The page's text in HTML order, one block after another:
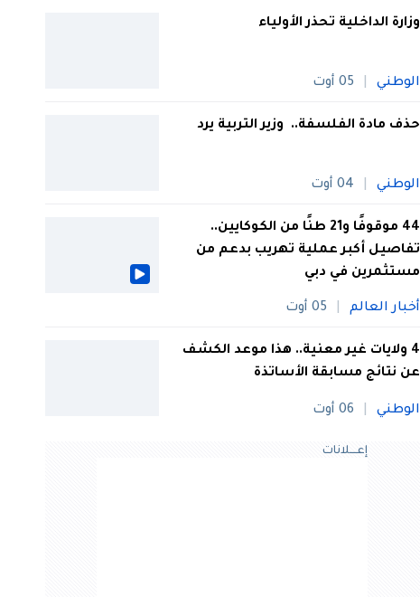
وزارة الداخلية تحذر الأولياء
الوطني 05 أوت
حذف مادة الفلسفة.. وزير التربية يرد
الوطني 04 أوت
44 موقوفًا و21 طنًا من الكوكايين..
تفاصيل أكبر عملية تهريب بدعم من
مستثمرين في دبي
أخبار العالم 05 أوت
4 ولايات غير معنية.. هذا موعد الكشف
عن نتائج مسابقة الأساتذة
الوطني 06 أوت
إعــــلانات